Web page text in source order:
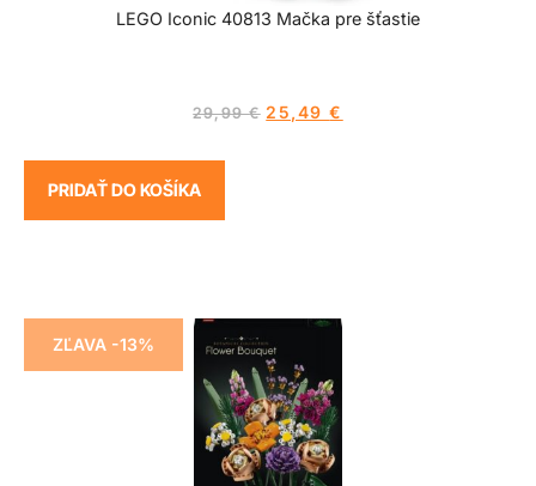
LEGO Iconic 40813 Mačka pre šťastie
29,99€ 25,49€
PRIDAŤ DO KOŠÍKA
ZĽAVA -13%